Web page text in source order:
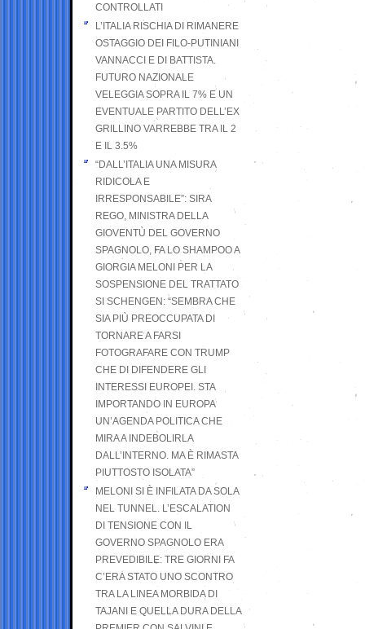
CONTROLLATI
L’ITALIA RISCHIA DI RIMANERE
OSTAGGIO DEI FILO-PUTINIANI
VANNACCI E DI BATTISTA.
FUTURO NAZIONALE
VELEGGIA SOPRA IL 7% E UN
EVENTUALE PARTITO DELL’EX
GRILLINO VARREBBE TRA IL 2
E IL 3.5%
“DALL’ITALIA UNA MISURA
RIDICOLA E
IRRESPONSABILE”: SIRA
REGO, MINISTRA DELLA
GIOVENTÙ DEL GOVERNO
SPAGNOLO, FA LO SHAMPOO A
GIORGIA MELONI PER LA
SOSPENSIONE DEL TRATTATO
SI SCHENGEN: “SEMBRA CHE
SIA PIÙ PREOCCUPATA DI
TORNARE A FARSI
FOTOGRAFARE CON TRUMP
CHE DI DIFENDERE GLI
INTERESSI EUROPEI. STA
IMPORTANDO IN EUROPA
UN’AGENDA POLITICA CHE
MIRA A INDEBOLIRLA
DALL’INTERNO. MA È RIMASTA
PIUTTOSTO ISOLATA”
MELONI SI È INFILATA DA SOLA
NEL TUNNEL. L’ESCALATION
DI TENSIONE CON IL
GOVERNO SPAGNOLO ERA
PREVEDIBILE: TRE GIORNI FA
C’ERA STATO UNO SCONTRO
TRA LA LINEA MORBIDA DI
TAJANI E QUELLA DURA DELLA